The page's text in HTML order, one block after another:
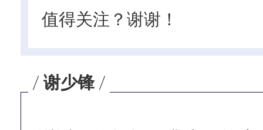
值得关注？谢谢！
谢少锋